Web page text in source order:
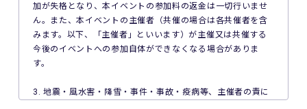
加が失格となり、本イベントの参加料の返金は一切行いませ
ん。また、本イベントの主催者（共催の場合は各共催者を含
みます。以下、「主催者」といいます）が主催又は共催する
今後のイベントへの参加自体ができなくなる場合がありま
す。
3. 地震・風水害・降雪・事件・事故・疫病等、主催者の責に